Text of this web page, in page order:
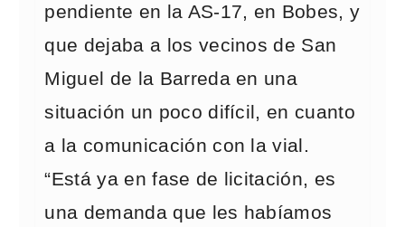
pendiente en la AS-17, en Bobes, y
que dejaba a los vecinos de San
Miguel de la Barreda en una
situación un poco difícil, en cuanto
a la comunicación con la vial.
“Está ya en fase de licitación, es
una demanda que les habíamos